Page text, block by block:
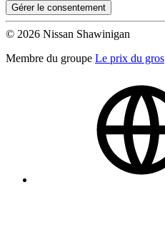
Gérer le consentement
© 2026 Nissan Shawinigan
Membre du groupe Le prix du gros